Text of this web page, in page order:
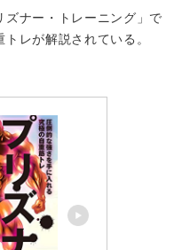
ナー・トレーニング」で
レが解説されている。